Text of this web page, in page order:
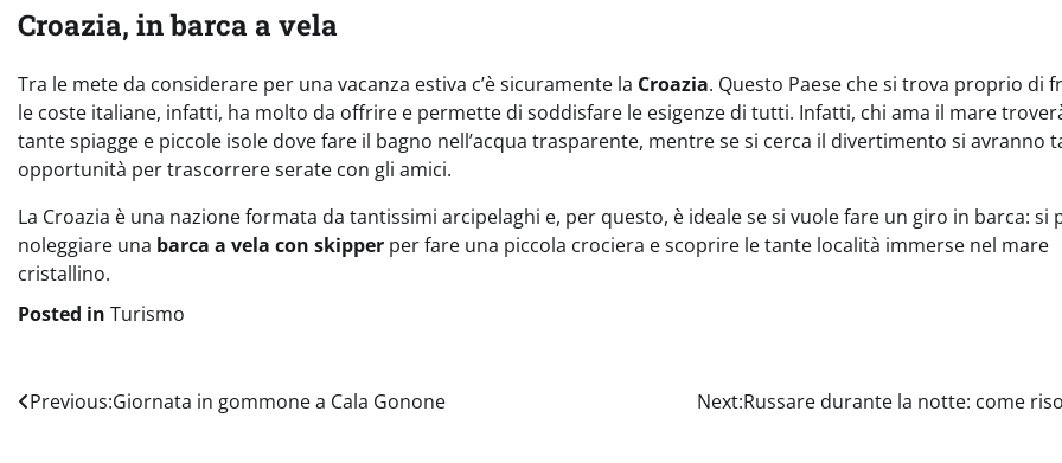
Croazia, in barca a vela
Tra le mete da considerare per una vacanza estiva c’è sicuramente la Croazia. Questo Paese che si trova proprio di
le coste italiane, infatti, ha molto da offrire e permette di soddisfare le esigenze di tutti. Infatti, chi ama il mare
tante spiagge e piccole isole dove fare il bagno nell’acqua trasparente, mentre se si cerca il divertimento si avranno
opportunità per trascorrere serate con gli amici.
La Croazia è una nazione formata da tantissimi arcipelaghi e, per questo, è ideale se si vuole fare un giro in barca: si
noleggiare una barca a vela con skipper per fare una piccola crociera e scoprire le tante località immerse nel mare
cristallino.
Posted in Turismo
Navigazione
Previous:Giornata in gommone a Cala Gonone Next:Russare durante la notte: come